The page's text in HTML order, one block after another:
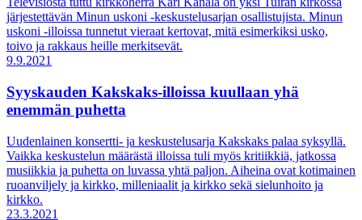
järjestettävän Minun uskoni -keskustelusarjan osallistujista. Minun
uskoni -illoissa tunnetut vieraat kertovat, mitä esimerkiksi usko,
toivo ja rakkaus heille merkitsevät.
9.9.2021
Syyskauden Kakskaks-illoissa kuullaan yhä
enemmän puhetta
Uudenlainen konsertti- ja keskustelusarja Kakskaks palaa syksyllä.
Vaikka keskustelun määrästä illoissa tuli myös kritiikkiä, jatkossa
musiikkia ja puhetta on luvassa yhtä paljon. Aiheina ovat kotimainen
ruoanviljely ja kirkko, milleniaalit ja kirkko sekä sielunhoito ja
kirkko.
23.3.2021